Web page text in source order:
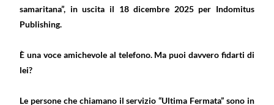
samaritana”, in uscita il 18 dicembre 2025 per Indomitus
Publishing.
È una voce amichevole al telefono. Ma puoi davvero fidarti di
lei?
Le persone che chiamano il servizio “Ultima Fermata” sono in